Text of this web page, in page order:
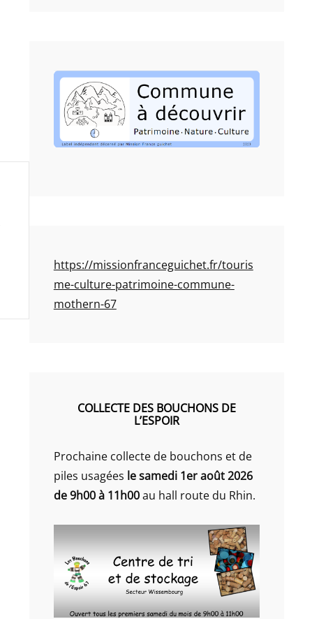
https://missionfranceguichet.fr/touris
me-culture-patrimoine-commune-
mothern-67
COLLECTE DES BOUCHONS DE
L’ESPOIR
Prochaine collecte de bouchons et de
piles usagées le samedi 1er août 2026
de 9h00 à 11h00au hall route du Rhin.